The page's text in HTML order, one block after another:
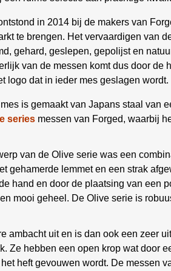
in 2014 bij de makers van
te brengen. Het vervaardigen van
gehard, geslepen, gepolijst en
van de messen komt dus door
logo dat in ieder mes geslagen wordt.
is gemaakt van Japans staal van
series messen van Forged, waarbij
van de Olive serie was een
gehamerde lemmet en een strak
hand en door de plaatsing van een
mooi geheel. De Olive serie is
ambacht uit en is dan ook een zeer
Ze hebben een open krop wat door
heft gevouwen wordt. De messen